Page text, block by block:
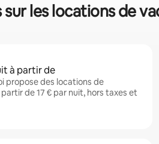
les locations de
à partir de
propose des locations de
de 17 € par nuit, hors taxes et